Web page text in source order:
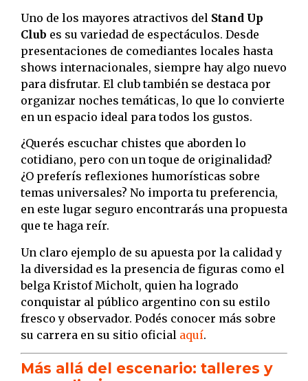
Uno de los mayores atractivos del Stand Up
Club es su variedad de espectáculos. Desde
presentaciones de comediantes locales hasta
shows internacionales, siempre hay algo nuevo
para disfrutar. El club también se destaca por
organizar noches temáticas, lo que lo convierte
en un espacio ideal para todos los gustos.
¿Querés escuchar chistes que aborden lo
cotidiano, pero con un toque de originalidad?
¿O preferís reflexiones humorísticas sobre
temas universales? No importa tu preferencia,
en este lugar seguro encontrarás una propuesta
que te haga reír.
Un claro ejemplo de su apuesta por la calidad y
la diversidad es la presencia de figuras como el
belga Kristof Micholt, quien ha logrado
conquistar al público argentino con su estilo
fresco y observador. Podés conocer más sobre
su carrera en su sitio oficial aquí.
Más allá del escenario: talleres y